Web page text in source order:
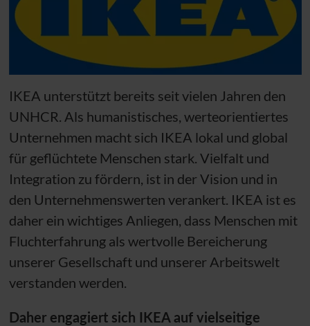
IKEA unterstützt bereits seit vielen Jahren den
UNHCR . Als humanistisches, werteorientiertes
Unternehmen macht sich IKEA lokal und global
für geflüchtete Menschen stark. Vielfalt und
Integration zu fördern, ist in der Vision und in
den Unternehmenswerten verankert. IKEA ist es
daher ein wichtiges Anliegen, dass Menschen mit
Fluchterfahrung als wertvolle Bereicherung
unserer Gesellschaft und unserer Arbeitswelt
verstanden werden.
Daher engagiert sich IKEA auf vielseitige